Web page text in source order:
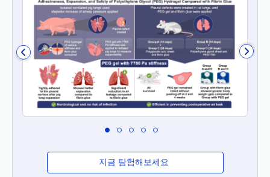
지금 탐험해보세요